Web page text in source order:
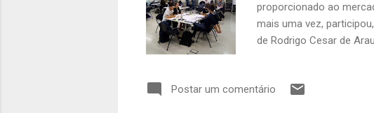
proporcionado ao
mais uma vez,
de Rodrigo Cesar de
elaborar e entregar um
Postar um comentário